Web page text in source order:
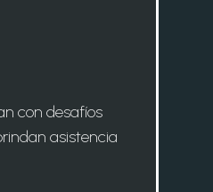
con desafíos
asistencia